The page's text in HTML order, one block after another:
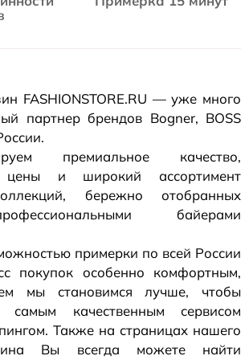
FASHIONSTORE.RU — уже много
партнер брендов Bogner, BOSS
премиальное качество,
цены и широкий ассортимент
бережно отобранных
байерами
примерки по всей России
покупок особенно комфортным,
мы становимся лучше, чтобы
самым качественным сервисом
Также на страницах нашего
Вы всегда можете найти